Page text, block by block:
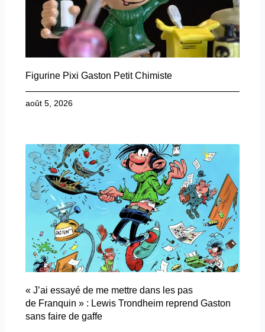
Figurine Pixi Gaston Petit Chimiste
août 5, 2026
« J’ai essayé de me mettre dans les pas
de Franquin » : Lewis Trondheim reprend Gaston
sans faire de gaffe